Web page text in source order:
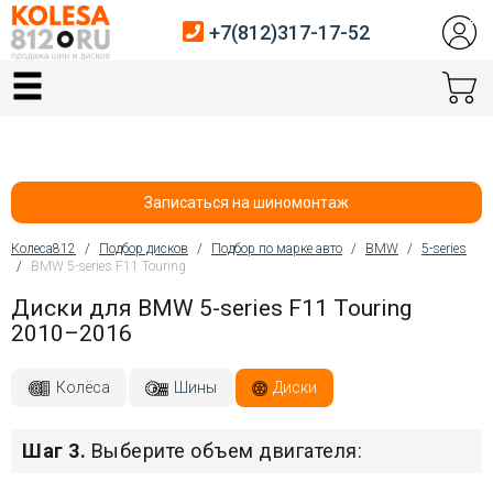
Главная
Автосервис
Услуги шиномонтажа
Хранение шин
+7(812)317-17-52
Записаться на шиномонтаж
Вы здесь
Колеса812 / Подбор дисков / Подбор по марке авто / BMW / 5-series
/
BMW 5-series F11 Touring
Диски для BMW 5-series F11 Touring
2010–2016
Колёса Шины Диски
Шаг 3. Выберите объем двигателя: